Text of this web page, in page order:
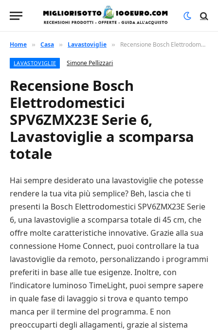
Home » Casa » Lavastoviglie » Recensione Bosch Elettrodomestici SPV6ZMX23E Serie 6, Lavastoviglie a scomparsa totale
LAVASTOVIGLIE Simone Pellizzari
Recensione Bosch
Elettrodomestici
SPV6ZMX23E Serie 6,
Lavastoviglie a scomparsa
totale
Hai sempre desiderato una lavastoviglie che potesse
rendere la tua vita più semplice? Beh, lascia che ti
presenti la Bosch Elettrodomestici SPV6ZMX23E Serie
6, una lavastoviglie a scomparsa totale di 45 cm, che
offre molte caratteristiche innovative. Grazie alla sua
connessione Home Connect, puoi controllare la tua
lavastoviglie da remoto, personalizzando i programmi
preferiti in base alle tue esigenze. Inoltre, con
l’indicatore luminoso TimeLight, puoi sempre sapere
in quale fase di lavaggio si trova e quanto tempo
manca per il termine del programma. E non
preoccuparti degli allagamenti, grazie al sistema